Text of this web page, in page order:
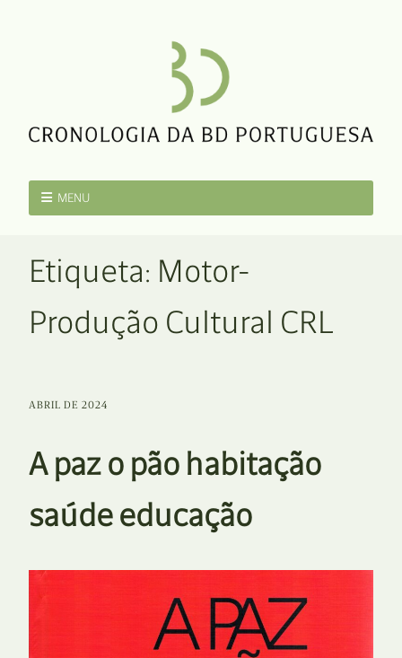
MENU
Etiqueta: Motor-
Produção Cultural CRL
ABRIL DE 2024
A paz o pão habitação
saúde educação